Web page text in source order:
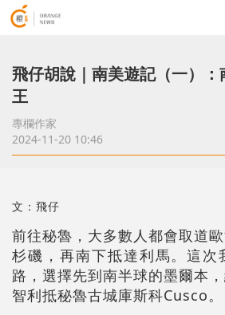
飛仔胡說｜南美遊記（一）
王
專欄作家
2024-11-20 10:46
文：飛仔
前往秘魯，大多數人都會取道
杉磯，再南下抵達利馬。這次
路，選擇先到南半球的墨爾本
智利抵秘魯古城庫斯科Cusco。